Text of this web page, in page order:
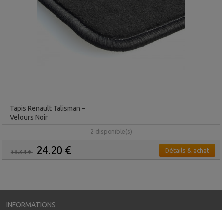
Tapis Renault Talisman –
Velours Noir
2 disponible(s)
38.34 € 24.20 € Détails & achat
INFORMATIONS